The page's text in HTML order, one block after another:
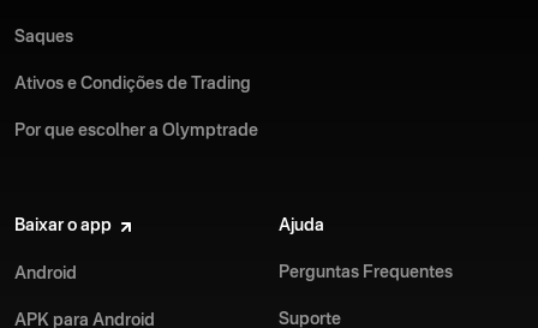
Saques
Ativos e Condições de Trading
Por que escolher a Olymptrade
Baixar o app
Android
APK para Android
Ajuda
Perguntas Frequentes
Suporte